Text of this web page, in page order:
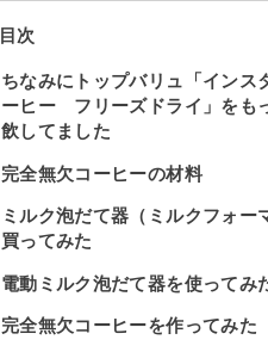
目次
ちなみにトップバリュ「インス
ーヒー フリーズドライ」をも
飲してました
完全無欠コーヒーの材料
ミルク泡だて器（ミルクフォー
買ってみた
電動ミルク泡だて器を使ってみ
完全無欠コーヒーを作ってみた